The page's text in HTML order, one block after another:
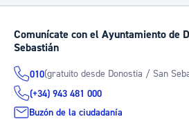
Comunícate con el Ayuntamiento de
Sebastián
010(gratuito desde Donostia / San
(+34) 943 481 000
Buzón de la ciudadanía